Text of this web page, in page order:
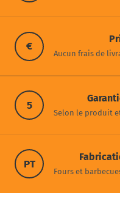
€
Aucun frais de
5
Selon le produit
PT
Fours et